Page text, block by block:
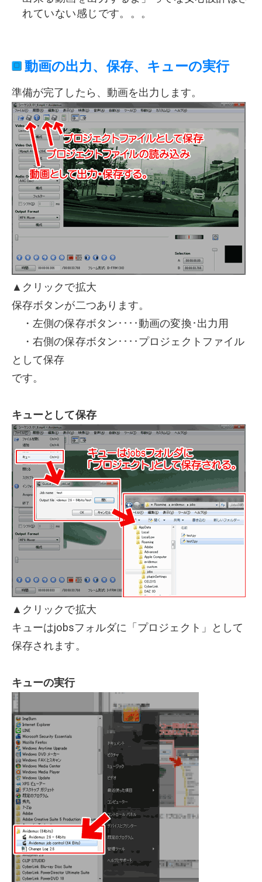
れていない感じです。。。
動画の出力、保存、キューの実行
準備が完了したら、動画を出力します。
▲クリックで拡大
保存ボタンが二つあります。
・左側の保存ボタン････動画の変換･出力用
・右側の保存ボタン････プロジェクトファイル
として保存
です。
キューとして保存
▲クリックで拡大
キューはjobsフォルダに「プロジェクト」として
保存されます。
キューの実行